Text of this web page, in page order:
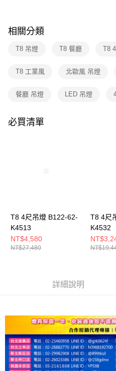
※ 交易是否成功請以「AFTEE先享後
客戶支援中心」
https://
１．透過由恩沛科技股份有限公司提
權轉讓予恩沛科技股份有限公司。
３．未成年的使用者請事先徵得法定代
相關分類
T8 吊燈 T8 餐廳 T8
T8 工業風 北歐風 吊燈
餐廳 吊燈 LED 吊燈
必買清單
T8 4尺吊燈 B122-62-
K4513
NT$4,580
NT$27,480
T8 4尺
K4532
詳細說明